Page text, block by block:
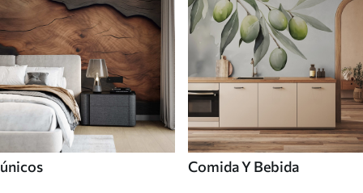
únicos Comida Y Bebida